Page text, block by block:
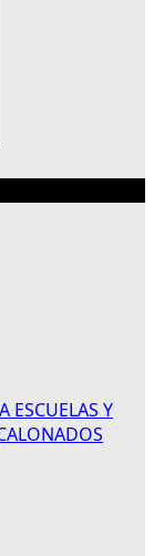
ESCUELAS Y